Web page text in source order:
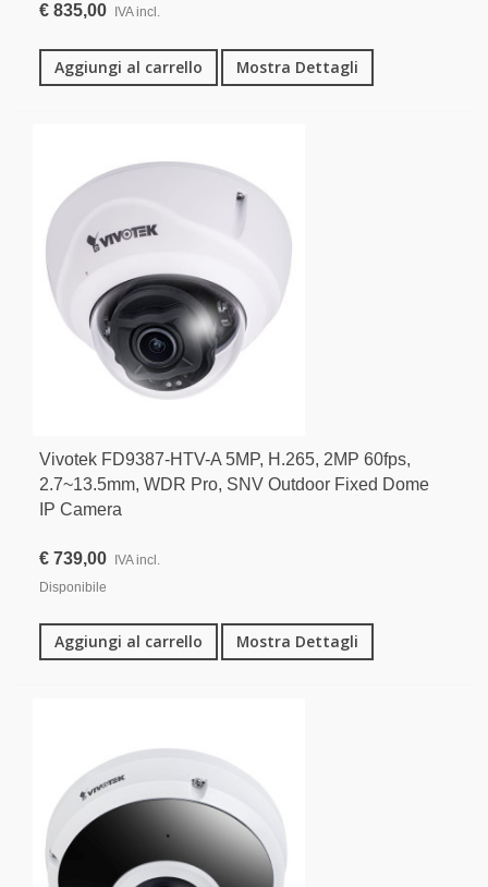
€ 835,00 IVA incl.
Aggiungi al carrello Mostra Dettagli
Vivotek FD9387-HTV-A 5MP, H.265, 2MP 60fps,
2.7~13.5mm, WDR Pro, SNV Outdoor Fixed Dome
IP Camera
€ 739,00 IVA incl.
Disponibile
Aggiungi al carrello Mostra Dettagli